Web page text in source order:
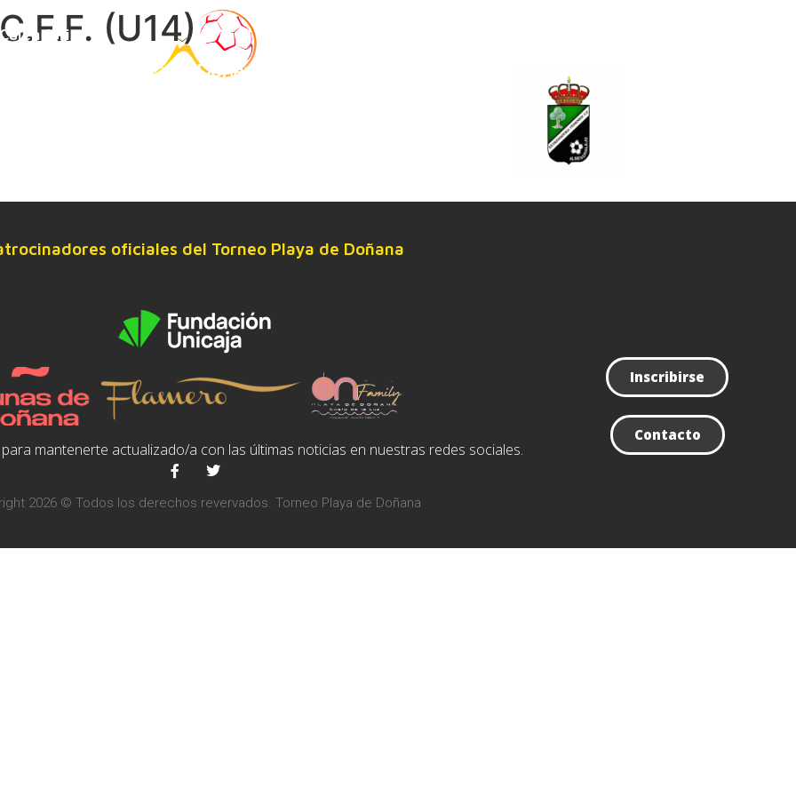
Calendario (U14)
oficiales del Torneo Playa de Doñana
mantenerte actualizado/a con las últimas noticias en nuestras redes sociales.
2026 © Todos los derechos revervados. Torneo Playa de Doñana
Inscribirse
Contacto